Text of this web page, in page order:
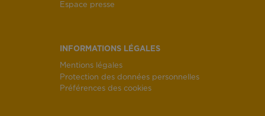
Espace presse
INFORMATIONS LÉGALES
Mentions légales
Protection des données personnelles
Préférences des cookies